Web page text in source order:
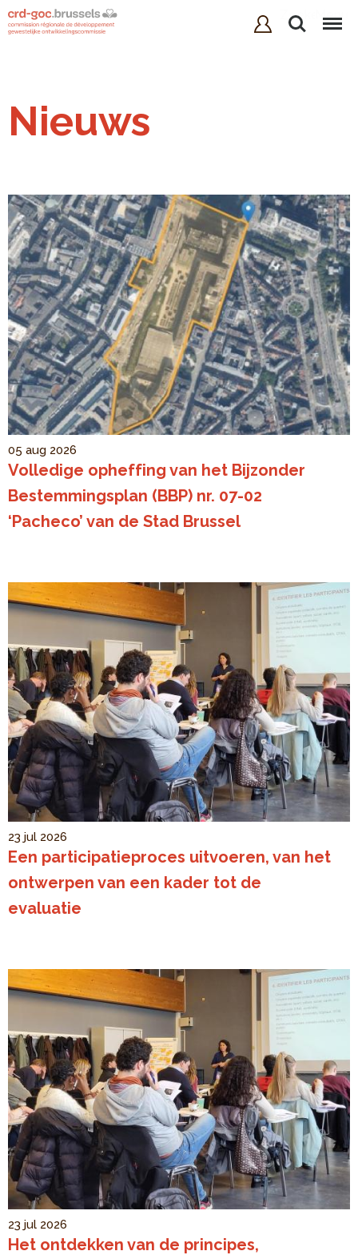
ZoekenMenu
Nieuws
05 aug 2026
Volledige opheffing van het Bijzonder
Bestemmingsplan (BBP) nr. 07-02
‘Pacheco’ van de Stad Brussel
23 jul 2026
Een participatieproces uitvoeren, van het
ontwerpen van een kader tot de
evaluatie
23 jul 2026
Het ontdekken van de principes,